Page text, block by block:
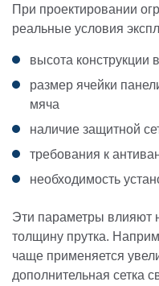
При проектировании
реальные условия
высота конструкции
размер ячейки
мяча
наличие защитной
требования к
необходимость
Эти параметры влияют
толщину прутка.
чаще применяется
дополнительная сетка